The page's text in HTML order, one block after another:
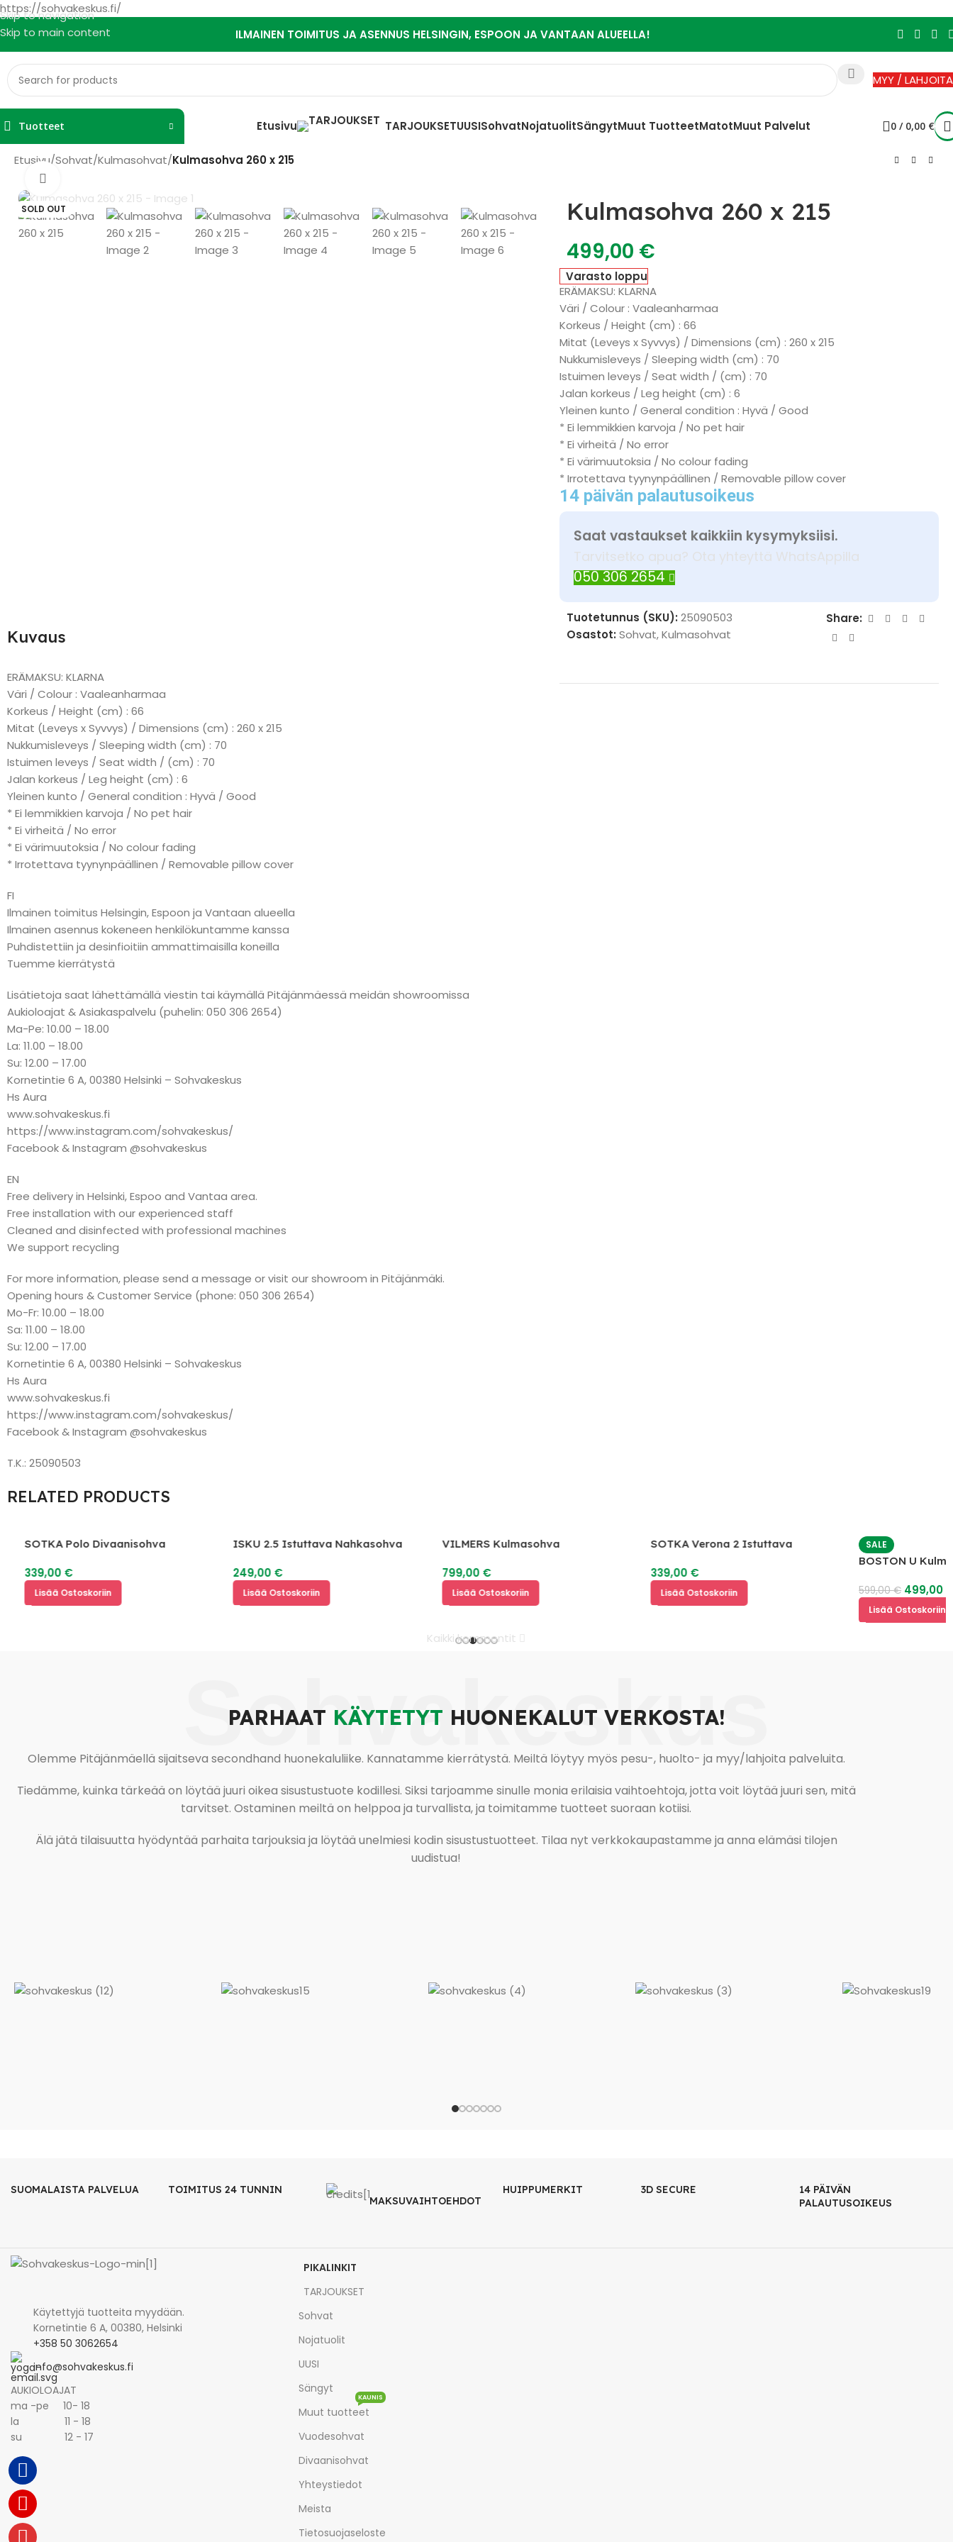
https://sohvakeskus.fi/
Skip to navigation
Skip to main content
ILMAINEN TOIMITUS JA ASENNUS HELSINGIN, ESPOON JA VANTAAN ALUEELLA!
MYY / LAHJOITA
Tuotteet Etusivu TARJOUKSETUUSISohvatNojatuolitSängytMuut TuotteetMatotMuut Palvelut 0 / 0,00 €
Etusivu/Sohvat/Kulmasohvat/Kulmasohva 260 x 215
SOLD OUT Kulmasohva 260 x 215
499,00 €
Varasto loppu
ERÄMAKSU: KLARNA
Väri / Colour : Vaaleanharmaa
Korkeus / Height (cm) : 66
Mitat (Leveys x Syvvys) / Dimensions (cm) : 260 x 215
Nukkumisleveys / Sleeping width (cm) : 70
Istuimen leveys / Seat width / (cm) : 70
Jalan korkeus / Leg height (cm) : 6
Yleinen kunto / General condition : Hyvä / Good
* Ei lemmikkien karvoja / No pet hair
* Ei virheitä / No error
* Ei värimuutoksia / No colour fading
* Irrotettava tyynynpäällinen / Removable pillow cover
14 päivän palautusoikeus
Saat vastaukset kaikkiin kysymyksiisi.
Tarvitsetko apua? Ota yhteyttä WhatsAppilla
050 306 2654
Tuotetunnus (SKU):25090503
Osastot: Sohvat,Kulmasohvat
Share:
Kuvaus
ERÄMAKSU: KLARNA
Väri / Colour : Vaaleanharmaa
Korkeus / Height (cm) : 66
Mitat (Leveys x Syvvys) / Dimensions (cm) : 260 x 215
Nukkumisleveys / Sleeping width (cm) : 70
Istuimen leveys / Seat width / (cm) : 70
Jalan korkeus / Leg height (cm) : 6
Yleinen kunto / General condition : Hyvä / Good
* Ei lemmikkien karvoja / No pet hair
* Ei virheitä / No error
* Ei värimuutoksia / No colour fading
* Irrotettava tyynynpäällinen / Removable pillow cover
FI
Ilmainen toimitus Helsingin, Espoon ja Vantaan alueella
Ilmainen asennus kokeneen henkilökuntamme kanssa
Puhdistettiin ja desinfioitiin ammattimaisilla koneilla
Tuemme kierrätystä
Lisätietoja saat lähettämällä viestin tai käymällä Pitäjänmäessä meidän showroomissa
Aukioloajat & Asiakaspalvelu (puhelin: 050 306 2654)
Ma-Pe: 10.00 – 18.00
La: 11.00 – 18.00
Su: 12.00 – 17.00
Kornetintie 6 A, 00380 Helsinki – Sohvakeskus
Hs Aura
www.sohvakeskus.fi
https://www.instagram.com/sohvakeskus/
Facebook & Instagram @sohvakeskus
EN
Free delivery in Helsinki, Espoo and Vantaa area.
Free installation with our experienced staff
Cleaned and disinfected with professional machines
We support recycling
For more information, please send a message or visit our showroom in Pitäjänmäki.
Opening hours & Customer Service (phone: 050 306 2654)
Mo-Fr: 10.00 – 18.00
Sa: 11.00 – 18.00
Su: 12.00 – 17.00
Kornetintie 6 A, 00380 Helsinki – Sohvakeskus
Hs Aura
www.sohvakeskus.fi
https://www.instagram.com/sohvakeskus/
Facebook & Instagram @sohvakeskus
T.K.: 25090503
RELATED PRODUCTS
SOTKA Polo Divaanisohva
339,00€
Lisää Ostoskoriin
ISKU 2.5 Istuttava Nahkasohva
249,00€
Lisää Ostoskoriin
VILMERS Kulmasohva
799,00€
Lisää Ostoskoriin
SOTKA Verona 2 Istuttava
339,00€
Lisää Ostoskoriin
SALE
BOSTON U
599,00€ 499,00€
Lisää Ostoskoriin
Kaikki kommentit
Sohvakeskus
PARHAAT KÄYTETYT HUONEKALUT VERKOSTA!
Olemme Pitäjänmäellä sijaitseva secondhand huonekaluliike. Kannatamme kierrätystä. Meiltä löytyy myös pesu-, huolto- ja myy/lahjoita palveluita.
Tiedämme, kuinka tärkeää on löytää juuri oikea sisustustuote kodillesi. Siksi tarjoamme sinulle monia erilaisia vaihtoehtoja, jotta voit löytää juuri sen, mitä
tarvitset. Ostaminen meiltä on helppoa ja turvallista, ja toimitamme tuotteet suoraan kotiisi.
Älä jätä tilaisuutta hyödyntää parhaita tarjouksia ja löytää unelmiesi kodin sisustustuotteet. Tilaa nyt verkkokaupastamme ja anna elämäsi tilojen
uudistua!
SUOMALAISTA PALVELUA
TOIMITUS 24 TUNNIN
MAKSUVAIHTOEHDOT
HUIPPUMERKIT 3D SECURE
14 PÄIVÄN
PALAUTUSOIKEUS
Käytettyjä tuotteita myydään.
Kornetintie 6 A, 00380, Helsinki
+358 50 3062654
info@sohvakeskus.fi
AUKIOLOAJAT
ma -pe 10- 18
la 11 - 18
su 12 - 17
PIKALINKIT
TARJOUKSET
Sohvat
Nojatuolit
UUSI
Sängyt
Muut tuotteet
KAUNIS
Vuodesohvat
Divaanisohvat
Yhteystiedot
Meista
Tietosuojaseloste